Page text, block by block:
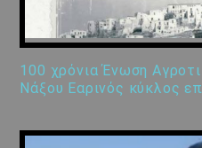
100 χρόνια Ένωση
Νάξου Εαρινός κύκλος